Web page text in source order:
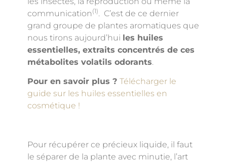
communication(1). C’est de ce dernier
grand groupe de plantes aromatiques que
nous tirons aujourd’hui les huiles
essentielles, extraits concentrés de ces
métabolites volatils odorants.
Pour en savoir plus ? Télécharger le
guide sur les huiles essentielles en
cosmétique !
Pour récupérer ce précieux liquide, il faut
le séparer de la plante avec minutie, l’art